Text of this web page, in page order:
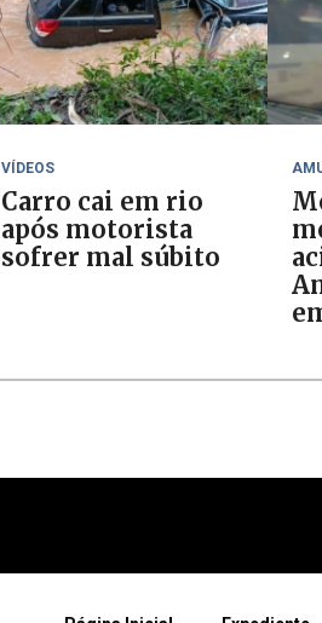
VÍDEOS
Carro cai em rio
após motorista
sofrer mal súbito